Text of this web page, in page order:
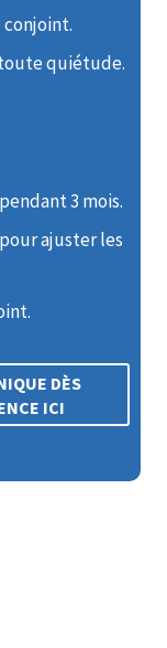
quiétude.
3 mois.
ajuster les
DÈS
ICI